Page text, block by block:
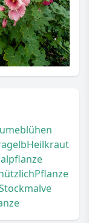
blühen
gelbHeilkraut
Pflanze